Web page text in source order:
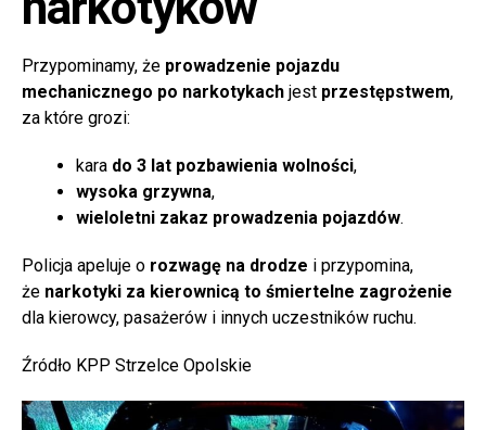
Przypominamy, że prowadzenie pojazdu
mechanicznego po narkotykach jest przestępstwem,
za które grozi:
kara do 3 lat pozbawienia wolności,
wysoka grzywna,
wieloletni zakaz prowadzenia pojazdów.
Policja apeluje o rozwagę na drodze i przypomina,
że narkotyki za kierownicą to śmiertelne zagrożenie
dla kierowcy, pasażerów i innych uczestników ruchu.
Źródło KPP Strzelce Opolskie